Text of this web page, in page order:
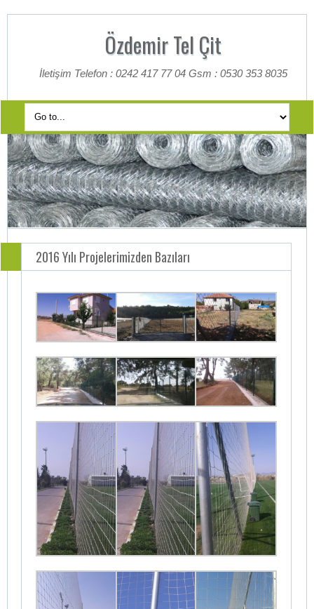
Özdemir Tel Çit
İletişim Telefon : 0242 417 77 04 Gsm : 0530 353 8035
2016 Yılı Projelerimizden Bazıları